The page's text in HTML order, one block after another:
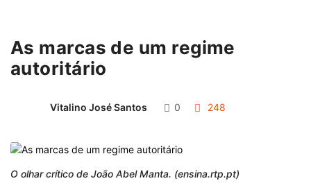
As marcas de um regime
autoritário
Vitalino José Santos 0 248
O olhar crítico de João Abel Manta. (ensina.rtp.pt)